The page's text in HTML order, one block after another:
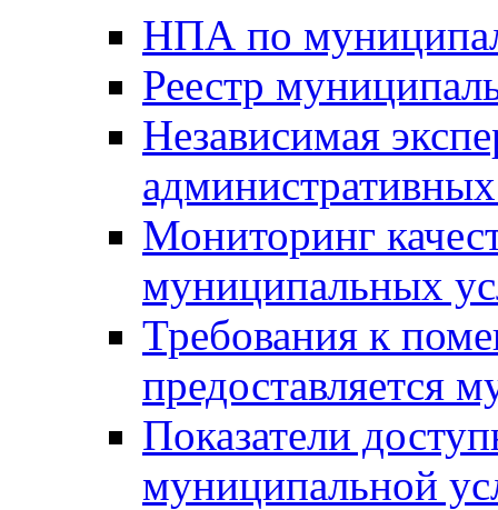
НПА по
Реестр
Независимая
Мониторинг
муниципальных
Требования к
предоставляется
Показатели
муниципальной